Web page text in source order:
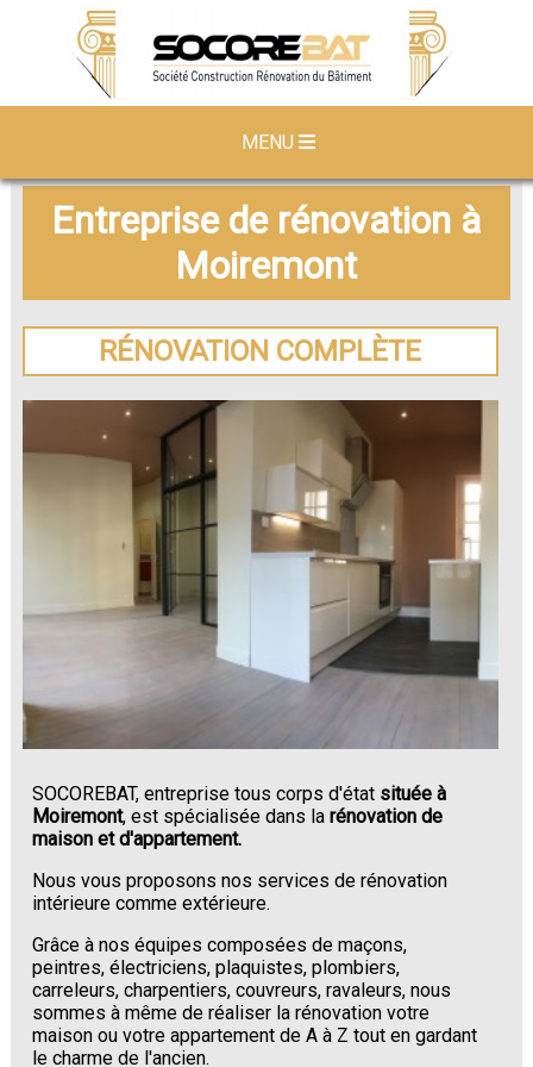
MENU
Entreprise de rénovation à
Moiremont
RÉNOVATION COMPLÈTE
SOCOREBAT, entreprise tous corps d'état située à
Moiremont, est spécialisée dans larénovation de
maison et d'appartement.
Nous vous proposons nos services de rénovation
intérieure comme extérieure.
Grâce à nos équipes composées de maçons,
peintres, électriciens, plaquistes, plombiers,
carreleurs, charpentiers, couvreurs, ravaleurs, nous
sommes à même de réaliser la rénovation votre
maison ou votre appartement de A à Z tout en gardant
le charme de l'ancien.